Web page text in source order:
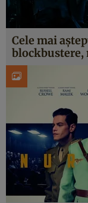
Cele mai
blockbustere,